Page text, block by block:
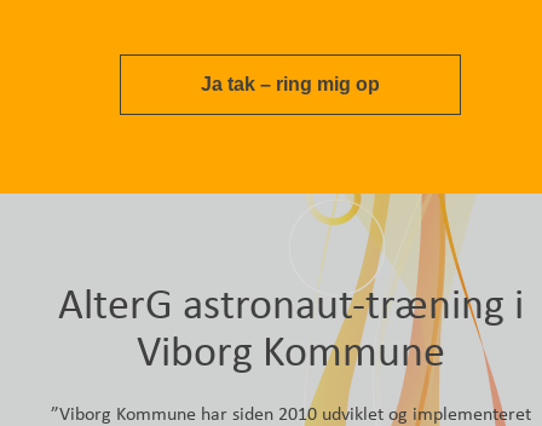
Ja tak – ring mig op
AlterG astronaut-træning i
Viborg Kommune
”Viborg Kommune har siden 2010 udviklet og implementeret